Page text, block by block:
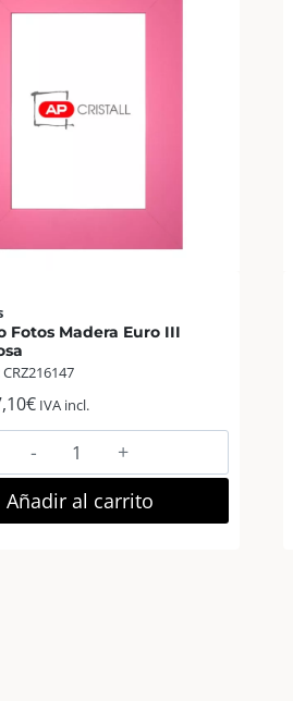
Fotos Madera Euro III
€ IVA incl.
AP
Marco
Fotos
Madera
Añadir al carrito